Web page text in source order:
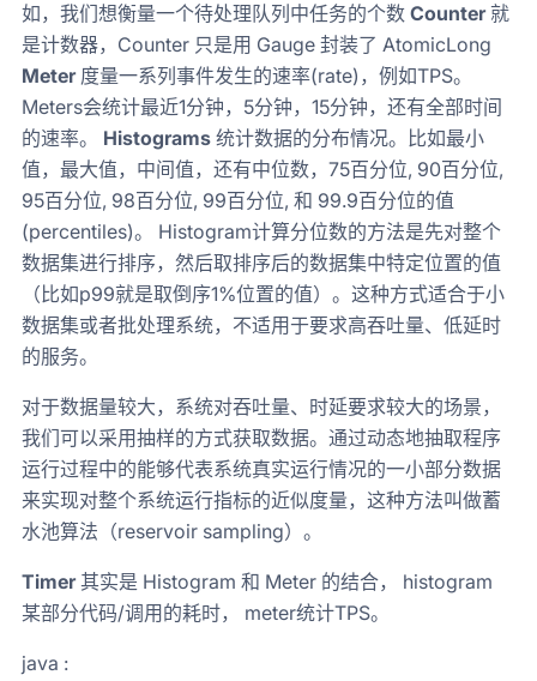
如，我们想衡量一个待处理队列中任务的个数 Counter就
是计数器，Counter 只是用 Gauge 封装了 AtomicLong
Meter度量一系列事件发生的速率(rate)，例如TPS。
Meters会统计最近1分钟，5分钟，15分钟，还有全部时间
的速率。 Histograms 统计数据的分布情况。比如最小
值，最大值，中间值，还有中位数，75百分位, 90百分位,
95百分位, 98百分位, 99百分位, 和 99.9百分位的值
(percentiles)。 Histogram计算分位数的方法是先对整个
数据集进行排序，然后取排序后的数据集中特定位置的值
（比如p99就是取倒序1%位置的值）。这种方式适合于小
数据集或者批处理系统，不适用于要求高吞吐量、低延时
的服务。
对于数据量较大，系统对吞吐量、时延要求较大的场景，
我们可以采用抽样的方式获取数据。通过动态地抽取程序
运行过程中的能够代表系统真实运行情况的一小部分数据
来实现对整个系统运行指标的近似度量，这种方法叫做蓄
水池算法（reservoir sampling）。
Timer其实是 Histogram 和 Meter 的结合， histogram
某部分代码/调用的耗时， meter统计TPS。
java :